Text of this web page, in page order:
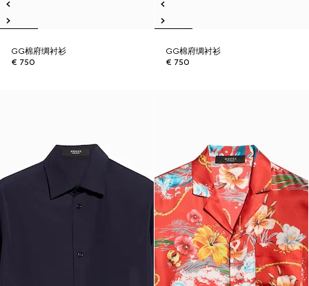
GG棉府绸衬衫
€ 750
GG棉府绸衬衫
€ 750